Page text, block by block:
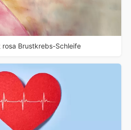
Brustkrebs-Schleife